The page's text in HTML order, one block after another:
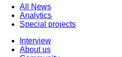
All News
Analytics
Special projects
Interview
About us